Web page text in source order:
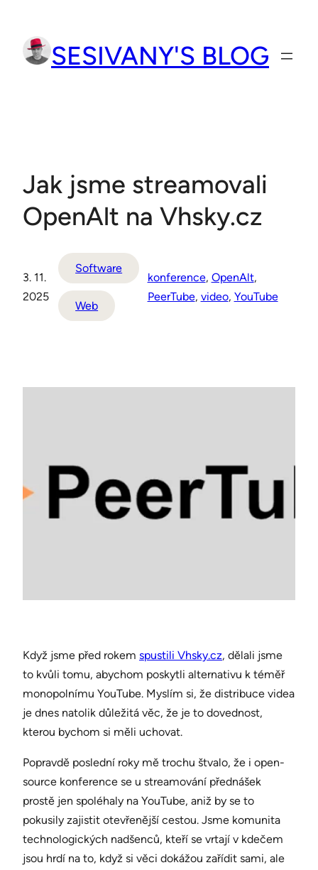
obsah
SESIVANY'S BLOG
Jak jsme streamovali
OpenAlt na Vhsky.cz
3. 11.
2025
Software
Web
konference, OpenAlt,
PeerTube, video, YouTube
Když jsme před rokem spustili Vhsky.cz, dělali jsme
to kvůli tomu, abychom poskytli alternativu k téměř
monopolnímu YouTube. Myslím si, že distribuce videa
je dnes natolik důležitá věc, že je to dovednost,
kterou bychom si měli uchovat.
Popravdě poslední roky mě trochu štvalo, že i open-
source konference se u streamování přednášek
prostě jen spoléhaly na YouTube, aniž by se to
pokusily zajistit otevřenější cestou. Jsme komunita
technologických nadšenců, kteří se vrtají v kdečem
jsou hrdí na to, když si věci dokážou zařídit sami, ale